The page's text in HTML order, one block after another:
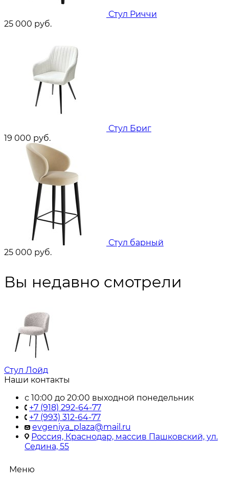
Стул Риччи
25 000 руб.
Стул Бриг
19 000 руб.
Стул барный
25 000 руб.
Вы недавно смотрели
Стул Лойд
Наши контакты
с 10:00 до 20:00 выходной понедельник
+7 (918) 292-64-77
+7 (993) 312-64-77
evgeniya_plaza@mail.ru
Россия, Краснодар, массив Пашковский, ул.
Седина, 55
Меню